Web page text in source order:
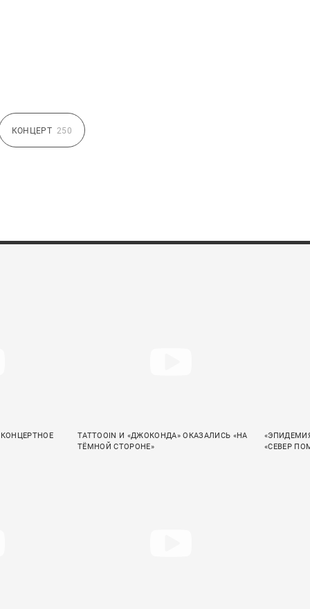
КОНЦЕРТ 250
TATTOOIN И «ДЖОКОНДА» ОКАЗАЛИСЬ «НА
ТЁМНОЙ СТОРОНЕ»
«СЕВЕР